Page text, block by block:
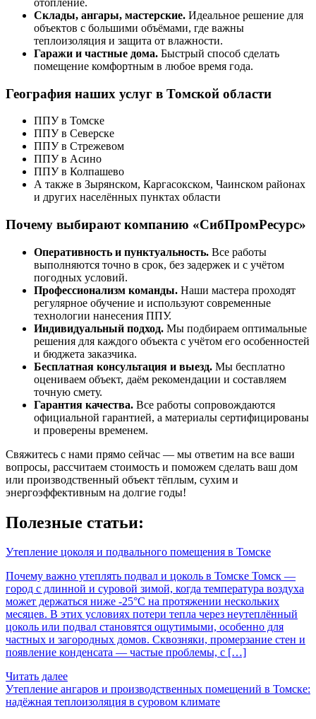
Склады, ангары, мастерские. Идеальное решение для
объектов с большими объёмами, где важны
теплоизоляция и защита от влажности.
Гаражи и частные дома. Быстрый способ сделать
помещение комфортным в любое время года.
География наших услуг в Томской области
ППУ в Томске
ППУ в Северске
ППУ в Стрежевом
ППУ в Асино
ППУ в Колпашево
А также в Зырянском, Каргасокском, Чаинском районах
и других населённых пунктах области
Почему выбирают компанию «СибПромРесурс»
Оперативность и пунктуальность. Все работы
выполняются точно в срок, без задержек и с учётом
погодных условий.
Профессионализм команды. Наши мастера проходят
регулярное обучение и используют современные
технологии нанесения ППУ.
Индивидуальный подход. Мы подбираем оптимальные
решения для каждого объекта с учётом его особенностей
и бюджета заказчика.
Бесплатная консультация и выезд. Мы бесплатно
оцениваем объект, даём рекомендации и составляем
точную смету.
Гарантия качества. Все работы сопровождаются
официальной гарантией, а материалы сертифицированы
и проверены временем.
Свяжитесь с нами прямо сейчас — мы ответим на все ваши
вопросы, рассчитаем стоимость и поможем сделать ваш дом
или производственный объект тёплым, сухим и
энергоэффективным на долгие годы!
Полезные статьи:
Утепление цоколя и подвального помещения в Томске
Почему важно утеплять подвал и цоколь в Томске Томск —
город с длинной и суровой зимой, когда температура воздуха
может держаться ниже -25°C на протяжении нескольких
месяцев. В этих условиях потери тепла через неутеплённый
цоколь или подвал становятся ощутимыми, особенно для
частных и загородных домов. Сквозняки, промерзание стен и
появление конденсата — частые проблемы, с […]
Читать далее
Утепление ангаров и производственных помещений в Томске:
надёжная теплоизоляция в суровом климате